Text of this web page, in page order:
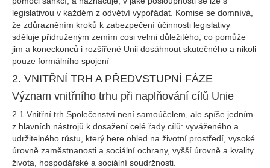
legislativou v každém z odvětví vypořádat. Komise se domnívá,
že zdůrazněním kroků k zabezpečení účinnosti legislativy
sděluje přidruženým zemím cosi velmi důležitého, co pomůže
jim a koneckonců i rozšířené Unii dosáhnout skutečného a nikoli
pouze formálního spojení
2. VNITŘNÍ TRH A PŘEDVSTUPNÍ FÁZE
Význam vnitřního trhu při naplňování cílů Unie
2.1 Vnitřní trh Společenství není samoúčelem, ale spíše jedním
z hlavních nástrojů k dosažení celé řady cílů: vyváženého a
udržitelného růstu, který bere ohled na životní prostředí, vysoké
úrovně zaměstnanosti a sociální ochrany, vyšší úrovně a kvality
života, hospodářské a sociální soudržnosti.